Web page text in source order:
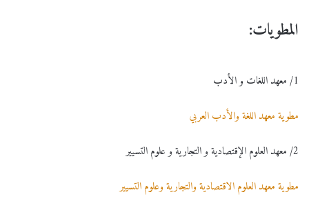
المطويات:
1/ معهد اللغات و الأدب
مطوية معهد اللغة والأدب العربي
2/ معهد العلوم الإقتصادية و التجارية و علوم التسيير
مطوية معهد العلوم الاقتصادية والتجارية وعلوم التسيير